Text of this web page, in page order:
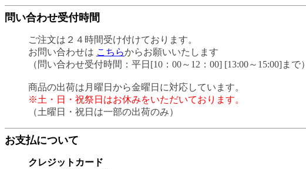
問い合わせ受付時間
ご注文は２４時間受け付けております。
お問い合わせは こちらからお願いいたします
（問い合わせ受付時間：平日[10：00～12：00] [13:00～15:00]まで）
商品の出荷は月曜日から金曜日に対応しています。
※土・日・祝祭日はお休みをいただいております。
（土曜日・祝日は一部の出荷のみ）
お支払について
クレジットカード